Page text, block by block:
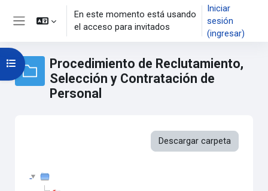
Saltar al contenido principal
En este momento está usando
el acceso para invitados
Iniciar
sesión
(ingresar)
Procedimiento de Reclutamiento,
Selección y Contratación de
Personal
Abrir índice del curso
Descargar carpeta